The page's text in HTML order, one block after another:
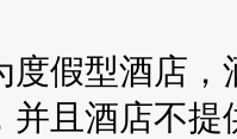
入出境E/D
度假型酒店